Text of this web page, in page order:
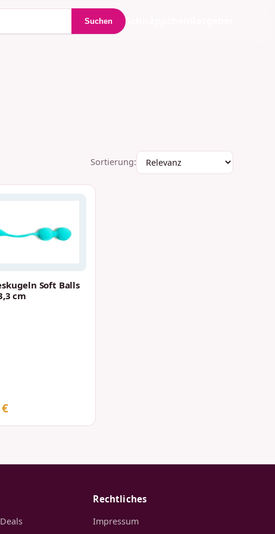
Suchen
Sortierung:
Soft Balls
cm
Rechtliches
Impressum